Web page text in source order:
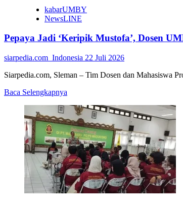
kabarUMBY
NewsLINE
Pepaya Jadi ‘Keripik Mustofa’, Dosen
siarpedia.com_Indonesia 22 Juli 2026
Siarpedia.com, Sleman – Tim Dosen dan Mahasiswa
Baca Selengkapnya
about
Pepaya
Jadi
‘Keripik
Mustofa’,
Dosen
UMBY
Latih
Kemandirian
Ekonomi